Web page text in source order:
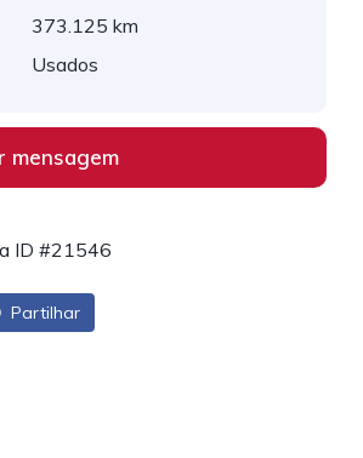
373.125 km
Usados
mensagem
ID #21546
Partilhar